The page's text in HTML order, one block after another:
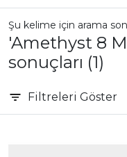
Şu kelime için arama
'Amethyst 8
sonuçları (1)
Filtreleri Göster